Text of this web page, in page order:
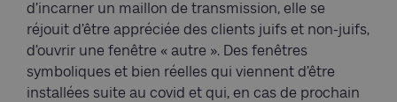
d’incarner un maillon de transmission, elle se
réjouit d’être appréciée des clients juifs et non-juifs,
d’ouvrir une fenêtre « autre ». Des fenêtres
symboliques et bien réelles qui viennent d’être
installées suite au covid et qui, en cas de prochain